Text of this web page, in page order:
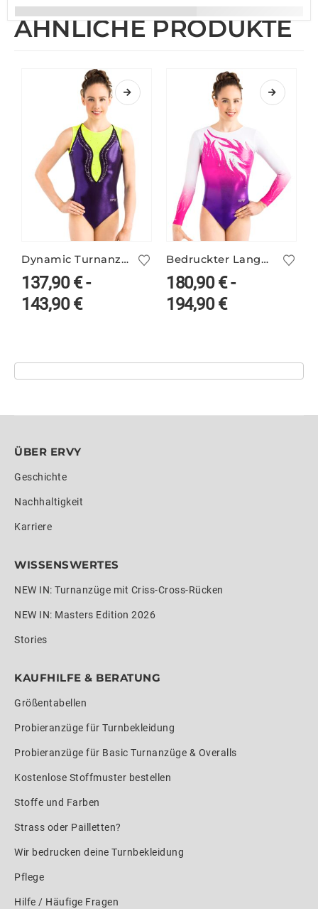
ÄHNLICHE PRODUKTE
Dynamic Turnanzug MALLORY/2 – ohne Arm
137,90€-
143,90€
Bedruckter Langarm Turnanzug PINA/5 mit Farbverlauf
180,90€-
194,90€
ÜBER ERVY
Geschichte
Nachhaltigkeit
Karriere
WISSENSWERTES
NEW IN: Turnanzüge mit Criss-Cross-Rücken
NEW IN: Masters Edition 2026
Stories
KAUFHILFE & BERATUNG
Größentabellen
Probieranzüge für Turnbekleidung
Probieranzüge für Basic Turnanzüge & Overalls
Kostenlose Stoffmuster bestellen
Stoffe und Farben
Strass oder Pailletten?
Wir bedrucken deine Turnbekleidung
Pflege
Hilfe / Häufige Fragen